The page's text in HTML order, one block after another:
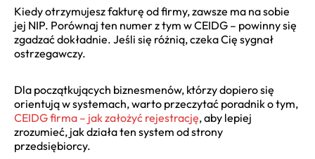
Kiedy otrzymujesz fakturę od firmy, zawsze ma na sobie
jej NIP. Porównaj ten numer z tym w CEIDG – powinny się
zgadzać dokładnie. Jeśli się różnią, czeka Cię sygnał
ostrzegawczy.
Dla początkujących biznesmenów, którzy dopiero się
orientują w systemach, warto przeczytać poradnik o tym,
CEIDG firma – jak założyć rejestrację, aby lepiej
zrozumieć, jak działa ten system od strony
przedsiębiorcy.